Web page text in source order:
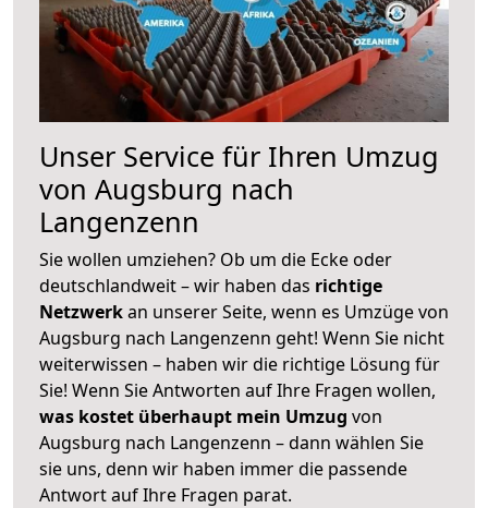
Unser Service für Ihren Umzug
von Augsburg nach
Langenzenn
Sie wollen umziehen? Ob um die Ecke oder
deutschlandweit – wir haben das richtige
Netzwerkan unserer Seite, wenn es Umzüge von
Augsburg nach Langenzenn geht! Wenn Sie nicht
weiterwissen – haben wir die richtige Lösung für
Sie! Wenn Sie Antworten auf Ihre Fragen wollen,
was kostet überhaupt mein Umzug von
Augsburg nach Langenzenn – dann wählen Sie
sie uns, denn wir haben immer die passende
Antwort auf Ihre Fragen parat.